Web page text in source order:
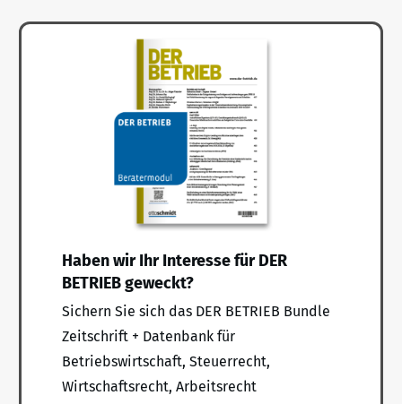
Haben wir Ihr Interesse für DER
BETRIEB geweckt?
Sichern Sie sich das DER BETRIEB Bundle
Zeitschrift + Datenbank für
Betriebswirtschaft, Steuerrecht,
Wirtschaftsrecht, Arbeitsrecht